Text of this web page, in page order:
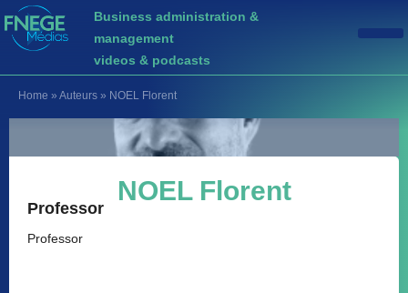
Business administration &
management
videos & podcasts
Home » Auteurs » NOEL Florent
NOEL Florent
Professor
Professor